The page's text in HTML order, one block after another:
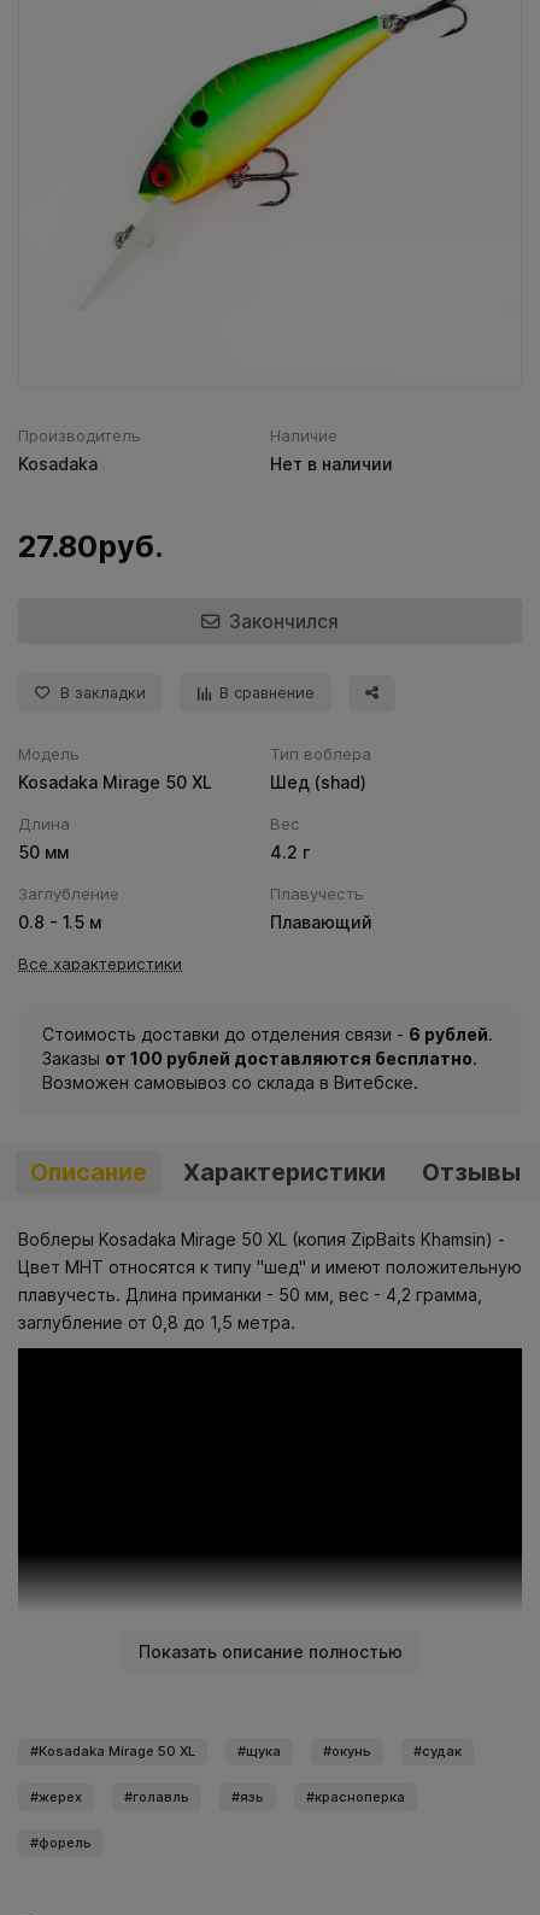
Производитель
Kosadaka
Наличие
Нет в наличии
27.80руб.
Закончился
В закладки В сравнение
Модель
Kosadaka Mirage 50 XL
Тип воблера
Шед (shad)
Длина
50 мм
Вес
4.2 г
Заглубление
0.8 - 1.5 м
Плавучесть
Плавающий
Все характеристики
Стоимость доставки до отделения связи - 6 рублей.
Заказы от 100 рублей доставляются бесплатно.
Возможен самовывоз со склада в Витебске.
Описание Характеристики Отзывы
Воблеры Kosadaka Mirage 50 XL (копия ZipBaits Khamsin) -
Цвет MHT относятся к типу "шед" и имеют положительную
плавучесть. Длина приманки - 50 мм, вес - 4,2 грамма,
заглубление от 0,8 до 1,5 метра.
Показать описание полностью
Kosadaka Mirage 50 XL щука окунь судак
жерех голавль язь красноперка
форель